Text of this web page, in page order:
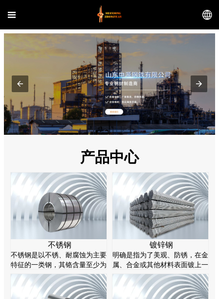
 
产品中心
不锈钢
不锈钢是以不锈、耐腐蚀为主要
特征的一类钢，其铬含量至少为
10.5%，碳含量不超过1.2%。不
锈钢的耐腐蚀性源于其化学成分
的特性，特别是铬元素能在钢表
镀锌钢
明确是指为了美观、防锈，在金
属、合金或其他材料表面镀上一
层锌的表面处理技术，主要采用
热谈判方法。锌易溶解酸和碱，
所以被称为两性金属。